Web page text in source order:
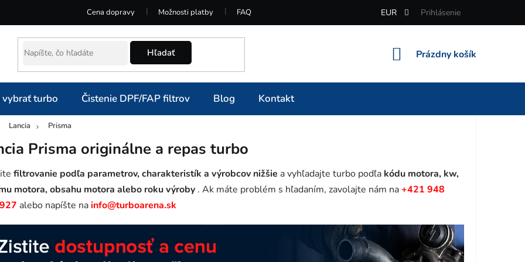
Cena dopravy Možnosti platby FAQ EUR Prihlásenie
Hľadať
NÁKUPNÝ
Prázdny košík
turbo Čistenie DPF/FAP filtrov Blog Kontakt
Lancia Prisma
Prisma originálne a repas turbo
filtrovanie podľa parametrov, charakteristík a výrobcov nižšie a vyhľadajte turbo podľa kódu motora, kw,
motora, obsahu motora alebo roku výroby . Ak máte problém s hľadaním, zavolajte nám na+421 948
alebo napíšte nainfo@turboarena.sk